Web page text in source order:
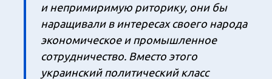
и непримиримую риторику, они бы
наращивали в интересах своего народа
экономическое и промышленное
сотрудничество. Вместо этого
украинский политический класс